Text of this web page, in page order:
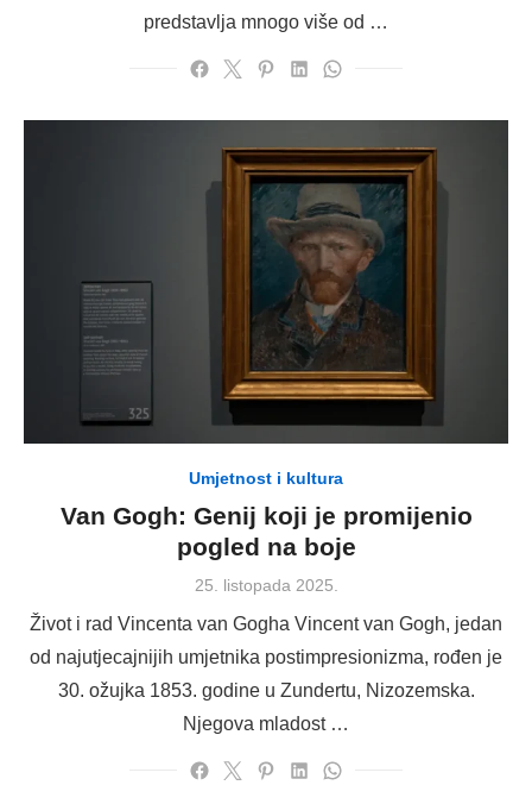
predstavlja mnogo više od …
Umjetnost i kultura
Van Gogh: Genij koji je promijenio
pogled na boje
Posted
25. listopada 2025.
Život i rad Vincenta van Gogha Vincent van Gogh, jedan
od najutjecajnijih umjetnika postimpresionizma, rođen je
30. ožujka 1853. godine u Zundertu, Nizozemska.
Njegova mladost …